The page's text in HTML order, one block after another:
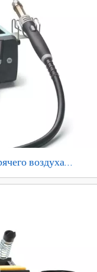
воздуха
WHA 900